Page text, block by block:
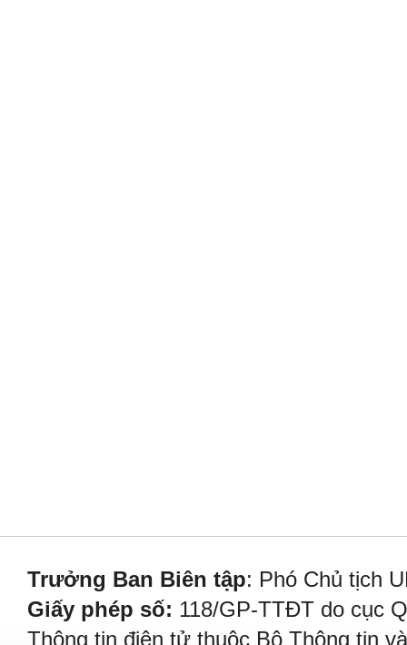
Trưởng Ban Biên tập: Phó Chủ tịch
Giấy phép số: 118/GP-TTĐT do cục
Thông tin điện tử thuộc Bộ Thông tin